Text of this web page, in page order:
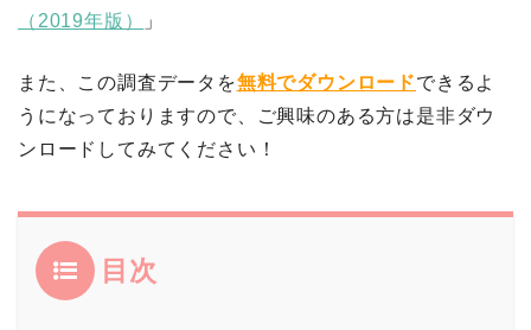
（2019年版）
」
また、この調査データを無料でダウンロードできるよ
うになっておりますので、ご興味のある方は是非ダウ
ンロードしてみてください！
目次